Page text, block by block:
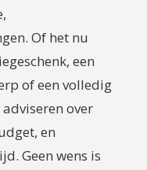
Of het nu
een
of een volledig
over
en
Geen wens is